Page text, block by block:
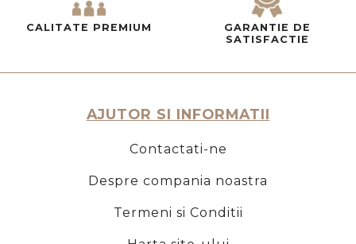
CALITATE PREMIUM
GARANTIE DE
SATISFACTIE
AJUTOR SI INFORMATII
Contactati-ne
Despre compania noastra
Termeni si Conditii